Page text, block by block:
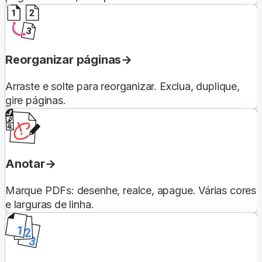
Reorganizar páginas
Arraste e solte para reorganizar. Exclua, duplique,
gire páginas.
Anotar
Marque PDFs: desenhe, realce, apague. Várias cores
e larguras de linha.